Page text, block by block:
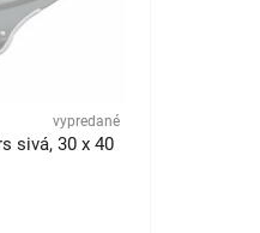
vypredané
sivá, 30 x 40